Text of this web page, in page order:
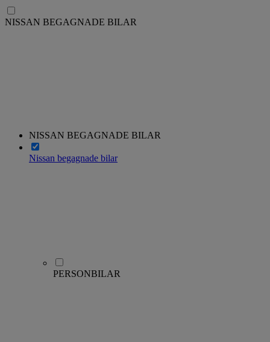
NISSAN BEGAGNADE BILAR
NISSAN BEGAGNADE BILAR
Nissan begagnade bilar
PERSONBILAR